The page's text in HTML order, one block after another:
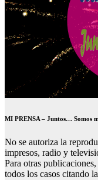
MI PRENSA – Juntos… Somos
No se autoriza la
impresos, radio y
Para otras
todos los casos citando